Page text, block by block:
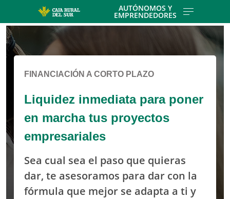
Skip to main contentt
AUTÓNOMOS Y
EMPRENDEDORES
Cargando contenido, por favor espere...
FINANCIACIÓN A CORTO PLAZO
Liquidez inmediata para poner
en marcha tus proyectos
empresariales
Sea cual sea el paso que quieras
dar, te asesoramos para dar con la
fórmula que mejor se adapta a ti y